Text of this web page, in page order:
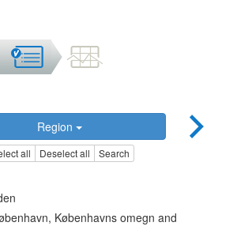
Region
all Deselect all Search
Københavns omegn and